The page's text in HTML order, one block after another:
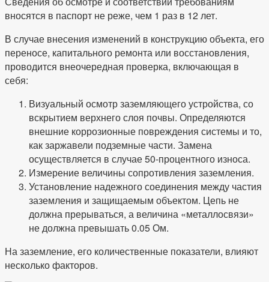
вносятся в паспорт не реже, чем 1 раз в 12 лет.
В случае внесения изменений в конструкцию объекта, его
переносе, капитального ремонта или восстановления,
проводится внеочередная проверка, включающая в
себя:
Визуальный осмотр заземляющего устройства, со
вскрытием верхнего слоя почвы. Определяются
внешние коррозионные повреждения системы и то,
как заржавели подземные части. Замена
осуществляется в случае 50-процентного износа.
Измерение величины сопротивления заземления.
Установление надежного соединения между частия
заземления и защищаемым объектом. Цепь не
должна прерываться, а величина «металлосвязи»
не должна превышать 0.05 Ом.
На заземление, его количественные показатели, влияют
несколько факторов.